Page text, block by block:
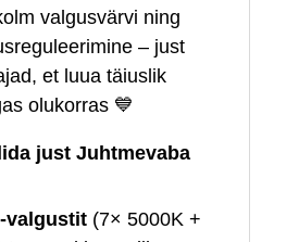
valgusvärvi ning
– just
et luua täiuslik
olukorras 💙
just Juhtmevaba
(7× 5000K +